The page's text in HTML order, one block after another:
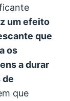
um efeito
que
os
a durar
de
que